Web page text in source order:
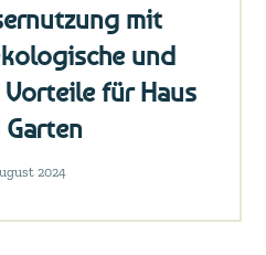
mit
und
für Haus
2024